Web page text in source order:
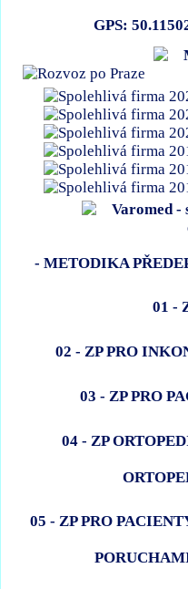
GPS:
- METODIKA
01 -
02 - ZP PRO
03 - ZP PRO
04 - ZP
05 - ZP PRO